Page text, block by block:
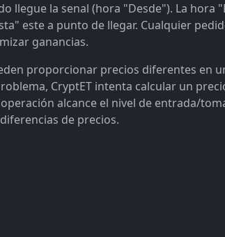
llegue la senal (hora "Desde"). La
este a punto de llegar. Cualquier
ganancias.
proporcionar precios diferentes en
CryptET intenta calcular un
alcance el nivel de entrada/
de precios.